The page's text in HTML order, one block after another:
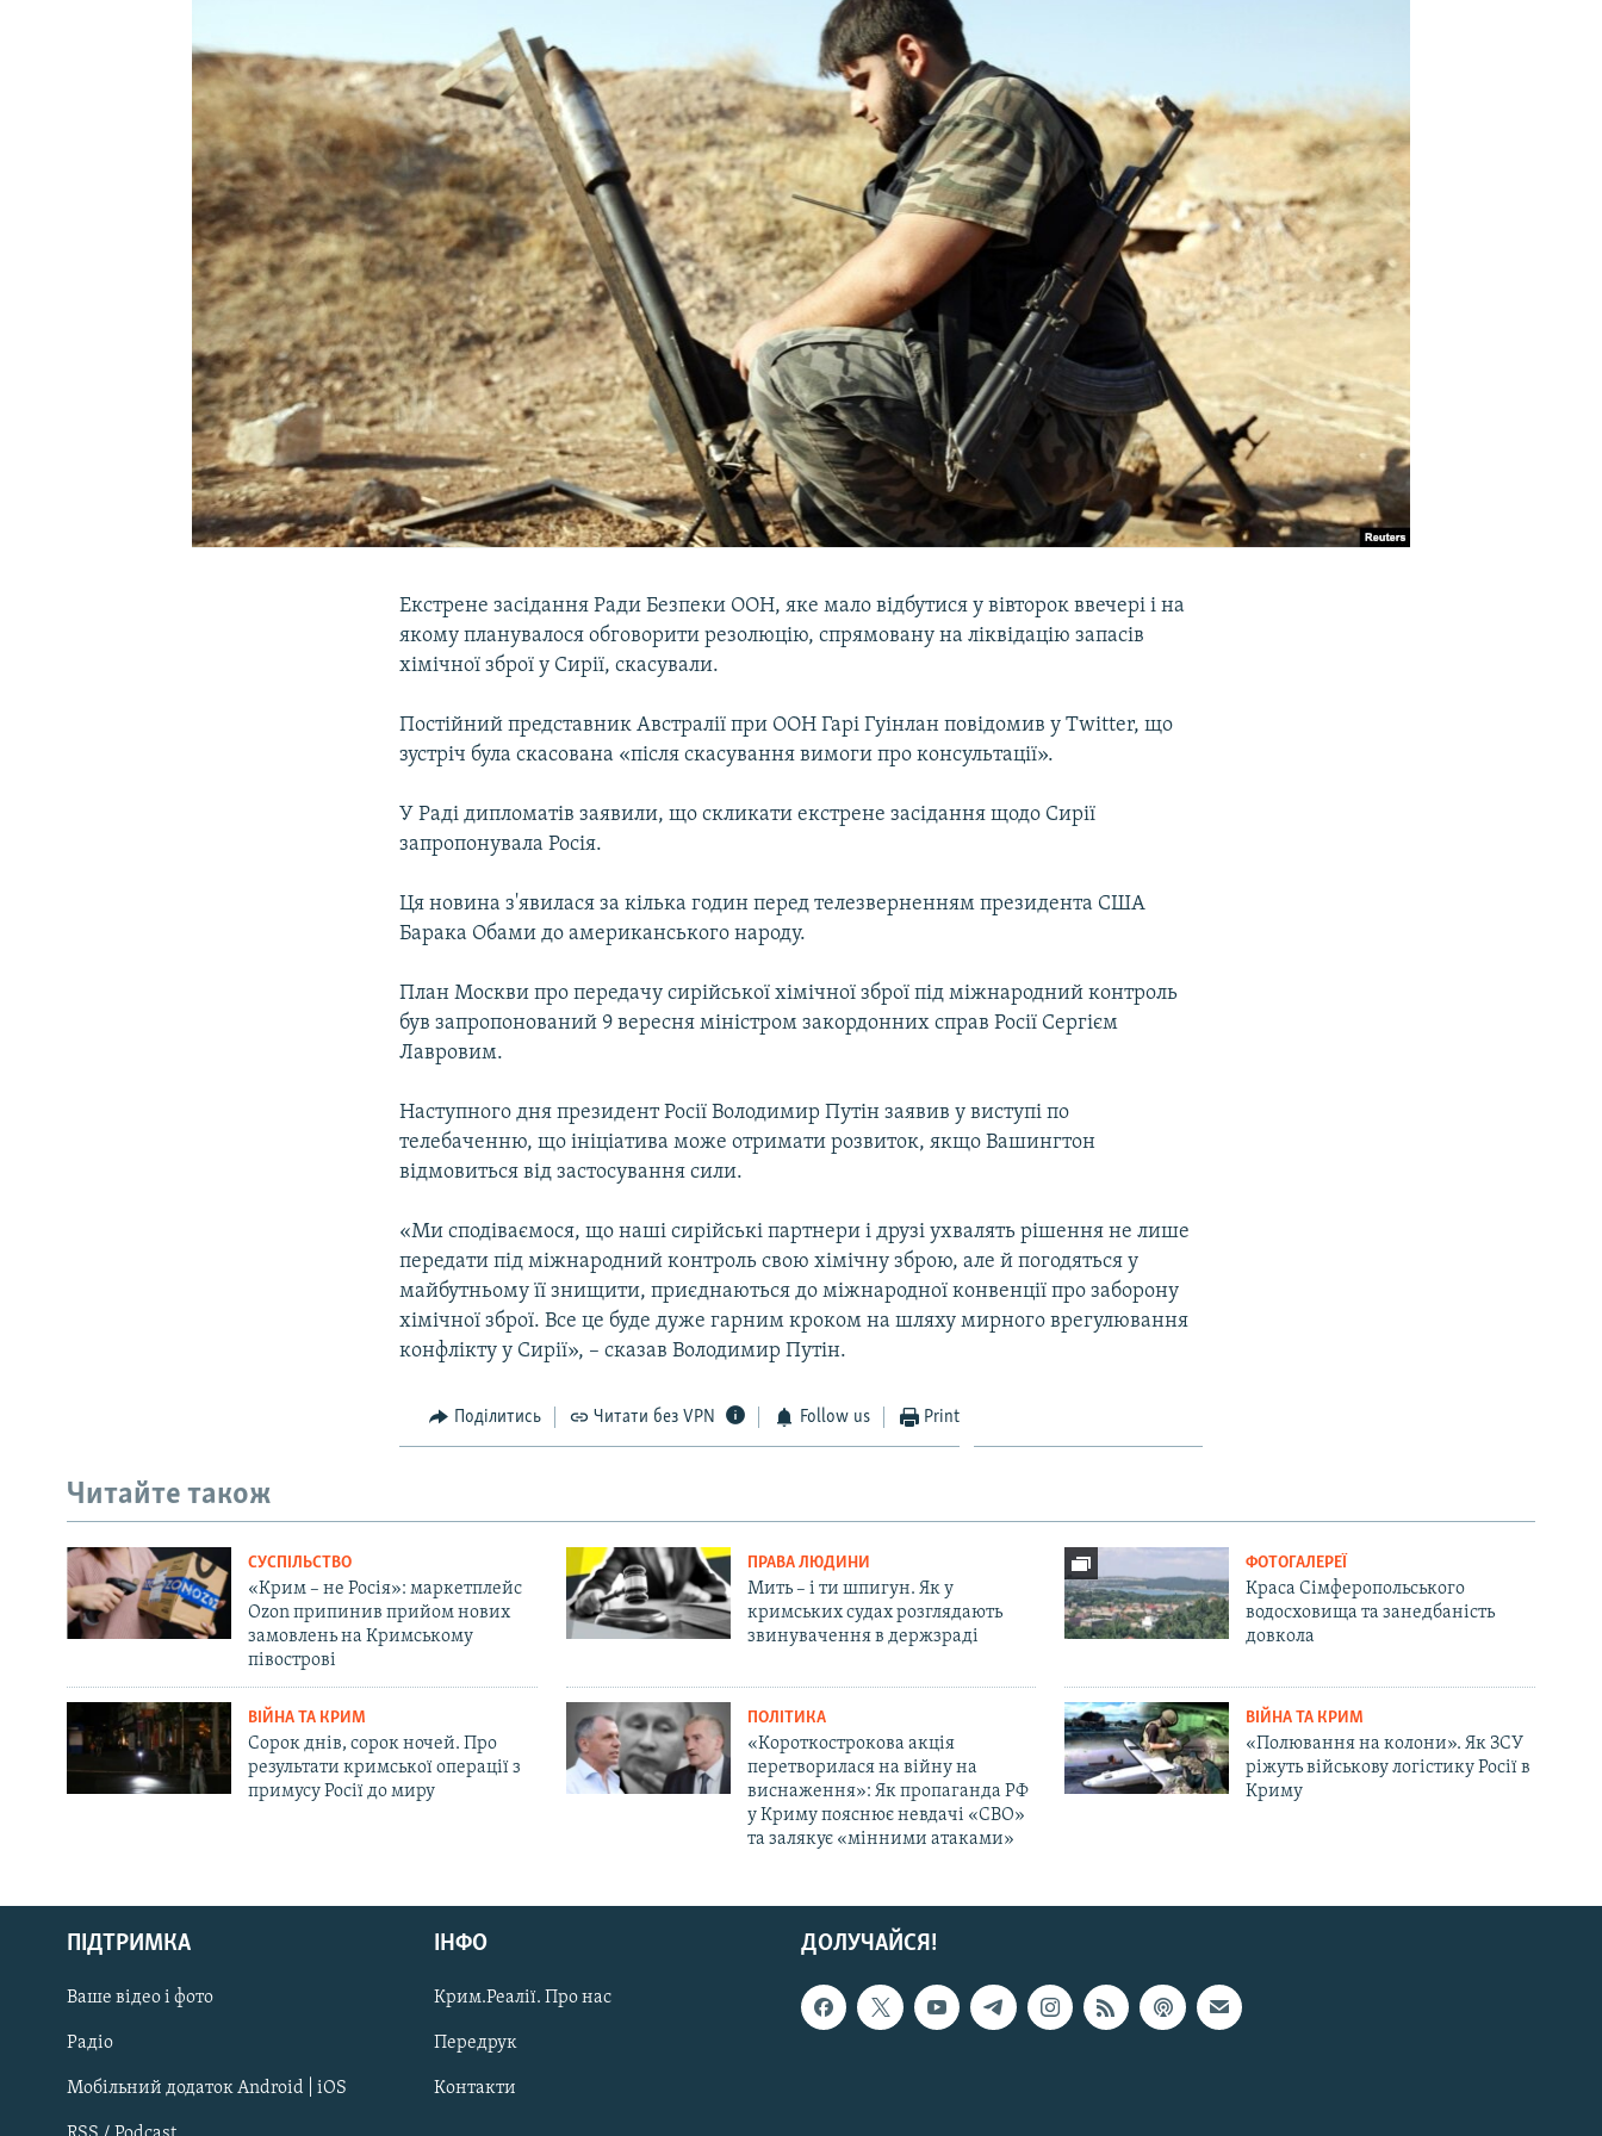
УКРАЇНСЬКА ПРОБЛЕМА КРИМУ
Русский
Qırımtatar
ДОЛУЧАЙСЯ!
Екстрене засідання Ради Безпеки ООН, яке мало відбутися у вівторок ввечері і на
якому планувалося обговорити резолюцію, спрямовану на ліквідацію запасів
хімічної зброї у Сирії, скасували.
Постійний представник Австралії при ООН Гарі Гуінлан повідомив у Twitter, що
зустріч була скасована «після скасування вимоги про консультації».
У Раді дипломатів заявили, що скликати екстрене засідання щодо Сирії
запропонувала Росія.
Ця новина з'явилася за кілька годин перед телезверненням президента США
Барака Обами до американського народу.
План Москви про передачу сирійської хімічної зброї під міжнародний контроль
був запропонований 9 вересня міністром закордонних справ Росії Сергієм
Лавровим.
Наступного дня президент Росії Володимир Путін заявив у виступі по
телебаченню, що ініціатива може отримати розвиток, якщо Вашингтон
відмовиться від застосування сили.
«Ми сподіваємося, що наші сирійські партнери і друзі ухвалять рішення не лише
передати під міжнародний контроль свою хімічну зброю, але й погодяться у
майбутньому її знищити, приєднаються до міжнародної конвенції про заборону
хімічної зброї. Все це буде дуже гарним кроком на шляху мирного врегулювання
конфлікту у Сирії», – сказав Володимир Путін.
Поділитись Читати без VPN Follow us Print
Читайте також
СУСПІЛЬСТВО
«Крим – не Росія»: маркетплейс
Ozon припинив прийом нових
замовлень на Кримському
півострові
ПРАВА ЛЮДИНИ
Мить – і ти шпигун. Як у
кримських судах розглядають
звинувачення в держзраді
ФОТОГАЛЕРЕЇ
Краса Сімферопольського
водосховища та занедбаність
довкола
ВІЙНА ТА КРИМ
Сорок днів, сорок ночей. Про
результати кримської операції з
примусу Росії до миру
ПОЛІТИКА
«Короткострокова акція
перетворилася на війну на
виснаження»: Як пропаганда РФ
у Криму пояснює невдачі «СВО»
та залякує «мінними атаками»
ВІЙНА ТА КРИМ
«Полювання на колони». Як ЗСУ
ріжуть військову логістику Росії в
Криму
ДОЛУЧАЙСЯ!
ПІДТРИМКА
Ваше відео і фото
Радіо
Мобільний додаток Android | iOS
ІНФО
Крим.Реалії. Про нас
Передрук
Контакти